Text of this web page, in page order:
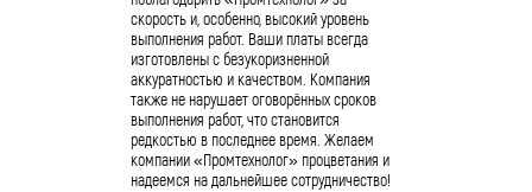
скорость и, особенно, высокий уровень
выполнения работ. Ваши платы всегда
изготовлены с безукоризненной
аккуратностью и качеством. Компания
также не нарушает оговорённых сроков
выполнения работ, что становится
редкостью в последнее время. Желаем
компании «Промтехнолог» процветания и
надеемся на дальнейшее сотрудничество!